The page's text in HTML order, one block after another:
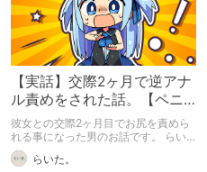
【実話】交際2ヶ月で逆アナ
ル責めをされた話。【ペニ
バン】
彼女との交際2ヶ月目でお尻を責めら
れる事になった男のお話です。 らい
た。のエチエチ体験談#2【逆アナ
ル】 らいた。